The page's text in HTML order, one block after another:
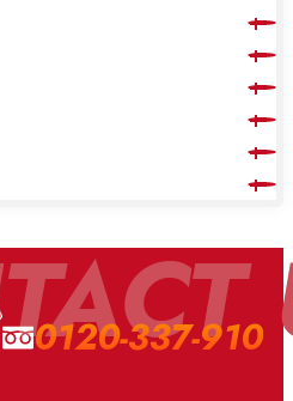
0120-337-910